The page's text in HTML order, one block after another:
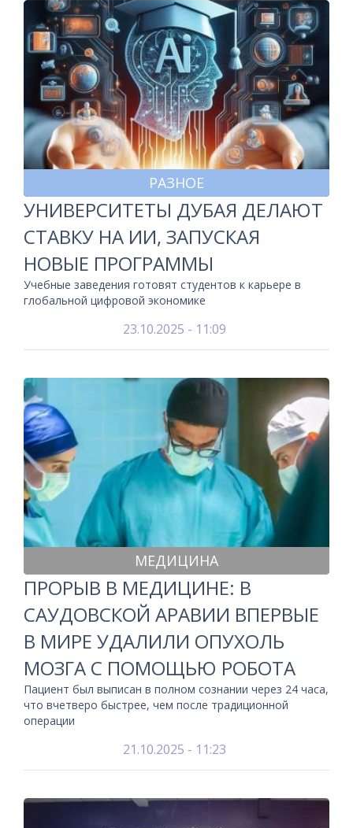
РАЗНОЕ
УНИВЕРСИТЕТЫ ДУБАЯ ДЕЛАЮТ
СТАВКУ НА ИИ, ЗАПУСКАЯ
НОВЫЕ ПРОГРАММЫ
Учебные заведения готовят студентов к карьере в
глобальной цифровой экономике
23.10.2025 - 11:09
МЕДИЦИНА
ПРОРЫВ В МЕДИЦИНЕ: В
САУДОВСКОЙ АРАВИИ ВПЕРВЫЕ
В МИРЕ УДАЛИЛИ ОПУХОЛЬ
МОЗГА С ПОМОЩЬЮ РОБОТА
Пациент был выписан в полном сознании через 24 часа,
что вчетверо быстрее, чем после традиционной
операции
21.10.2025 - 11:23